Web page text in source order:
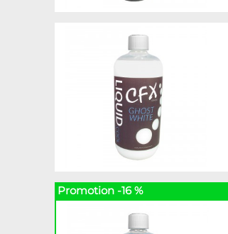
Promotion -16 %